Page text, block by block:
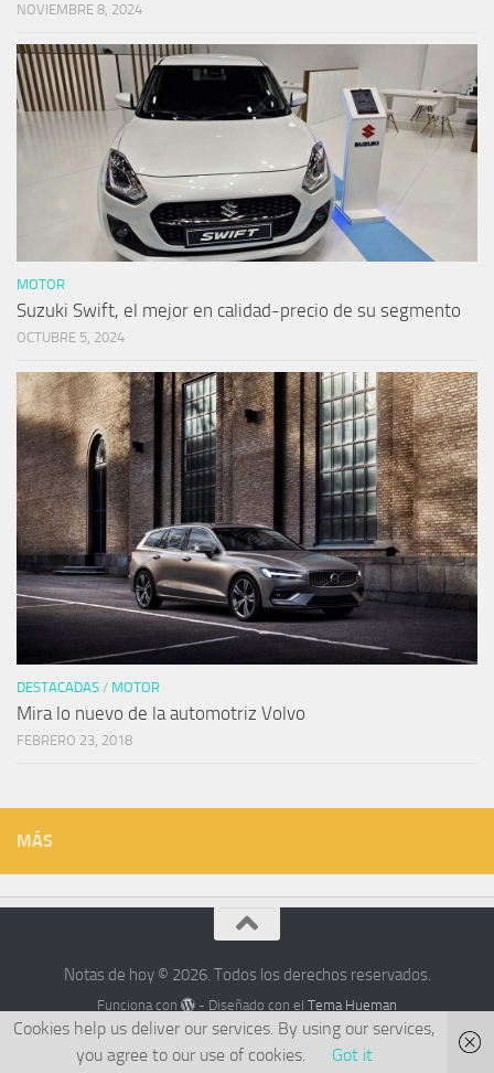
NOVIEMBRE 8, 2024
MOTOR
Suzuki Swift, el mejor en calidad-precio de su segmento
OCTUBRE 5, 2024
DESTACADAS / MOTOR
Mira lo nuevo de la automotriz Volvo
FEBRERO 23, 2018
MÁS
Notas de hoy © 2026. Todos los derechos reservados.
Funciona con - Diseñado con elTema Hueman
Cookies help us deliver our services. By using our services,
you agree to our use of cookies.
Got it